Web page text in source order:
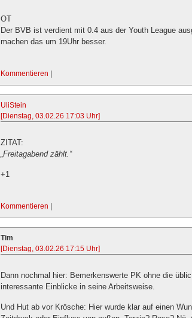
OT
Der BVB ist verdient mit 0.4 aus der Youth League
machen das um 19Uhr besser.
Kommentieren |
UliStein
[Dienstag, 03.02.26 17:03 Uhr]
ZITAT:
„Freitagabend zählt.“
+1
Kommentieren |
Tim
[Dienstag, 03.02.26 17:15 Uhr]
Dann nochmal hier: Bemerkenswerte PK ohne die
interessante Einblicke in seine Arbeitsweise.
Und Hut ab vor Krösche: Hier wurde klar auf einen